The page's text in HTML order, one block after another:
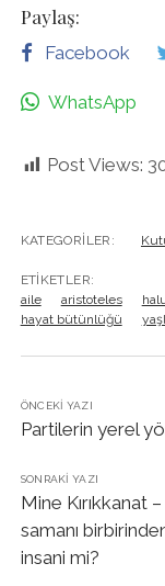
Paylaş:
Facebook
WhatsApp
Post Views:
KATEGORILER:
ETIKETLER:
aile
aristoteles
hayat bütünlüğü
ÖNCEKI YAZI
Partilerin yerel
SONRAKI YAZI
Mine Kırıkkanat
samanı
insani mi?